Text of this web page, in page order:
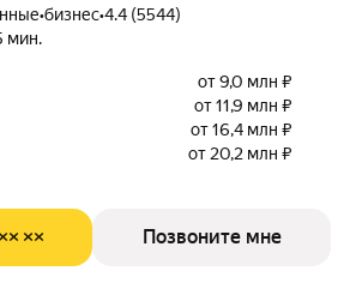
•бизнес•4.4 (5544)
мин.
от 9,0 млн ₽
от 11,9 млн ₽
от 16,4 млн ₽
от 20,2 млн ₽
×× Позвоните мне